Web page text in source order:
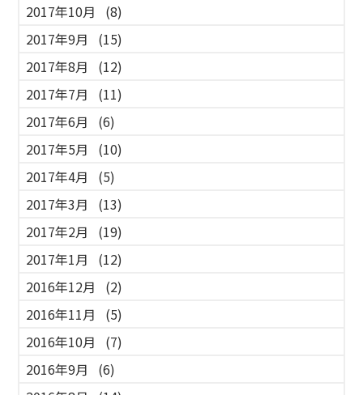
2017年10月
(8)
2017年9月
(15)
2017年8月
(12)
2017年7月
(11)
2017年6月
(6)
2017年5月
(10)
2017年4月
(5)
2017年3月
(13)
2017年2月
(19)
2017年1月
(12)
2016年12月
(2)
2016年11月
(5)
2016年10月
(7)
2016年9月
(6)